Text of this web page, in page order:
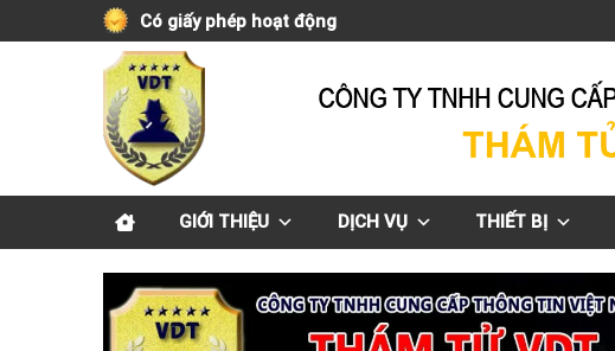
to
Có giấy phép hoạt động
GIỚI THIỆU DỊCH VỤ THIẾT BỊ